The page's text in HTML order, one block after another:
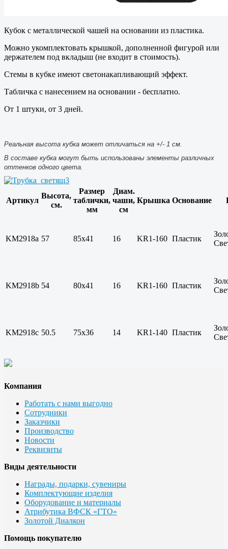
Кубок с металлической чашей на основании из пластика.
Можно укомплектовать крышкой, дополненной фигурой или
держателем под вкладыш (не входит в стоимость).
Стемы в кубке имеют светонакапливающий эффект.
Табличка с нанесением на основании - бесплатно.
От 1 штуки, от 3 дней.
Реальная высота кубка может отличаться на +/- 1 см.
В составе кубка могут быть использованы элементы различных
оттенков одного цвета.
Артикул
Высота,
см.
Размер
таблички,
мм
Диам.
чаши,
см
Крышка Основание
KM2918a 57 85х41 16 KR1-160 Пластик
KM2918b 54 80х41 16 KR1-160 Пластик
KM2918c 50.5 75х36 14 KR1-140 Пластик
Компания
Работать с нами выгодно
Сотрудники
Заказчики
Производство
Новости
Реквизиты
Виды деятельности
Награды, подарки, сувениры
Комплектующие изделия
Оборудование и материалы
Атрибутика ВФСК «ГТО»
Золотой Диалкон
Помощь покупателю